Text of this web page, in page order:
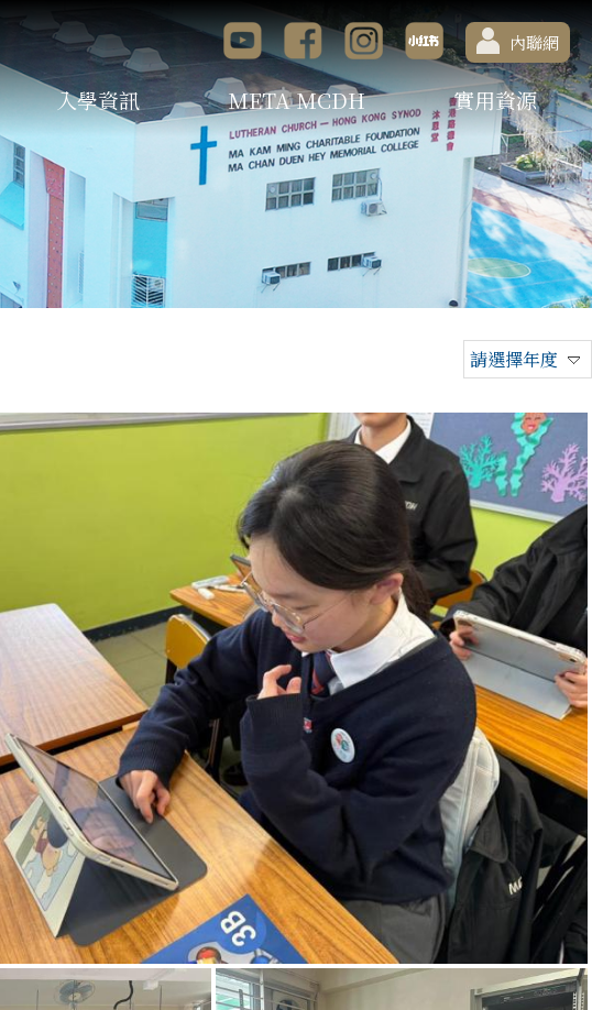
內聯網
入學資訊 META MCDH 實用資源
請選擇年度
中文科及普通話科聯辦網上活動